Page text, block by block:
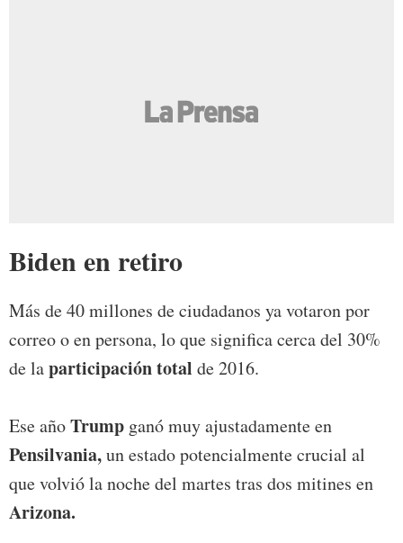
Biden en retiro
Más de 40 millones de ciudadanos ya votaron por
correo o en persona, lo que significa cerca del 30%
de laparticipación total de 2016.
Ese añoTrump ganó muy ajustadamente en
Pensilvania,un estado potencialmente crucial al
que volvió la noche del martes tras dos mitines en
Arizona.